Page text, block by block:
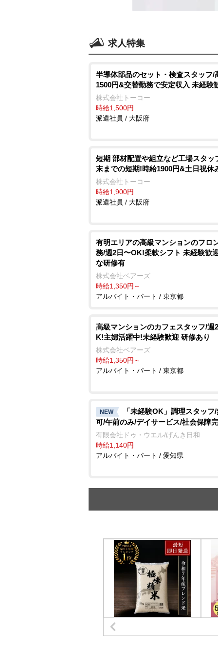
求人特集
半導体部品のセット・検査スタッフ/
1500円&交替勤務で安定収入 未経験
株式会社トーコー
時給1,500円
派遣社員 / 大阪府
短期 部材配置や組立など工場スタッ
末までの短期!時給1900円&土日祝休
株式会社トーコー
時給1,900円
派遣社員 / 大阪府
有明エリアの⾼級マンションのフロ
務/週2⽇〜OK!柔軟シフト 未経験歓
な研修有
株式会社ベアーズ
時給1,350円～
アルバイト・パート / 東京都
高級マンションのカフェスタッフ/週
K!主婦活躍中!未経験歓迎 研修あり
株式会社ベアーズ
時給1,350円～
アルバイト・パート / 東京都
NEW
「未経験OK」調理スタッフ
可/午前のみ/デイサービス/社会保障
有限会社ドゥ・ウエル/げんき日和
時給1,140円
アルバイト・パート / 愛知県